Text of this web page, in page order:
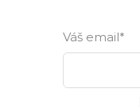
Váš email*